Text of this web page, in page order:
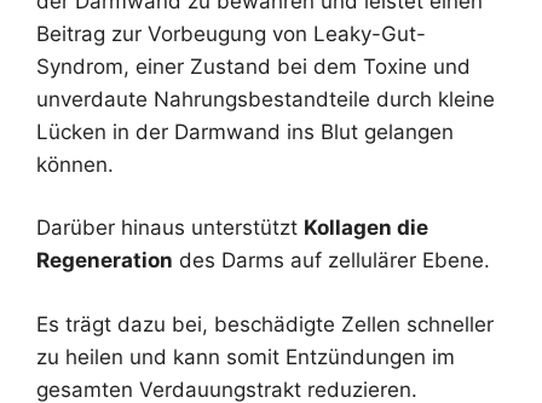
Beitrag zur Vorbeugung von Leaky-Gut-
Syndrom, einer Zustand bei dem Toxine und
unverdaute Nahrungsbestandteile durch kleine
Lücken in der Darmwand ins Blut gelangen
können.
Darüber hinaus unterstützt Kollagen die
Regeneration des Darms auf zellulärer Ebene.
Es trägt dazu bei, beschädigte Zellen schneller
zu heilen und kann somit Entzündungen im
gesamten Verdauungstrakt reduzieren.